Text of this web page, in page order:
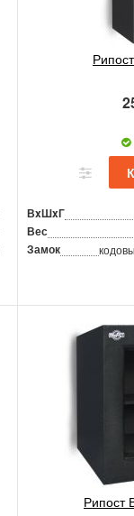
ВxШxГ
Вес
Замок
Рипост